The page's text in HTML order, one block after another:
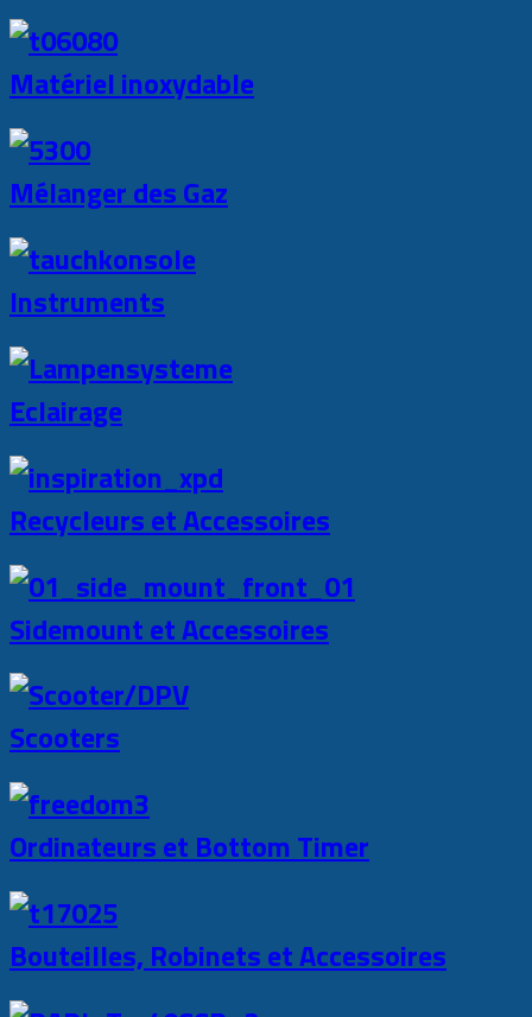
Matériel inoxydable
Mélanger des Gaz
Instruments
Eclairage
Recycleurs et Accessoires
Sidemount et Accessoires
Scooters
Ordinateurs et Bottom Timer
Bouteilles, Robinets et Accessoires